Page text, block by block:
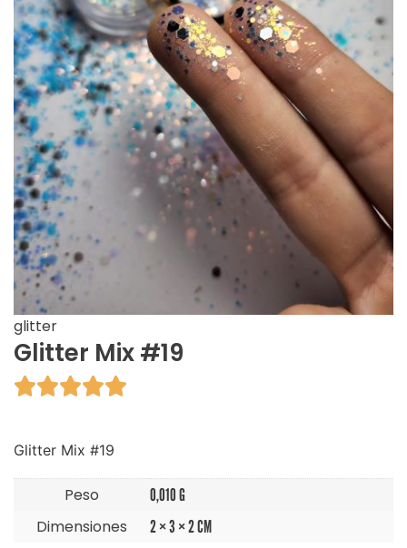
glitter
Glitter Mix #19

Glitter Mix #19
Peso 0,010 G
Dimensiones 2 × 3 × 2 CM